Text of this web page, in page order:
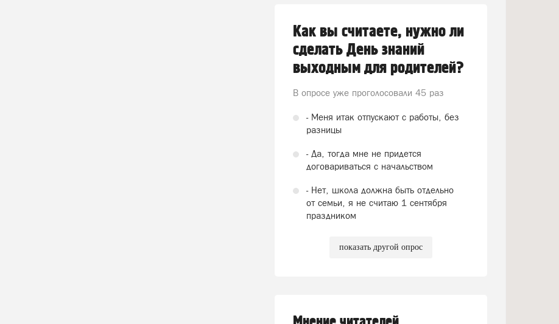
Как вы считаете, нужно ли
сделать День знаний
выходным для родителей?
В опросе уже проголосовали 45 раз
- Меня итак отпускают с работы, без
разницы
- Да, тогда мне не придется
договариваться с начальством
- Нет, школа должна быть отдельно
от семьи, я не считаю 1 сентября
праздником
показать другой опрос